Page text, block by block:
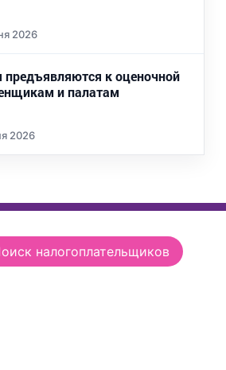
2026
предъявляются к оценочной
и палатам
2026
налогоплательщиков